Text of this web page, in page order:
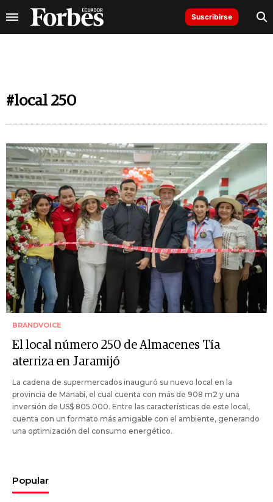
Suscribirse
#local 250
BRANDVOICE
El local número 250 de Almacenes Tía
aterriza en Jaramijó
La cadena de supermercados inauguró su nuevo local en la
provincia de Manabí, el cual cuenta con más de 908 m2 y una
inversión de US$ 805.000. Entre las características de este local,
cuenta con un formato más amigable con el ambiente, generando
una optimización del consumo energético.
Popular